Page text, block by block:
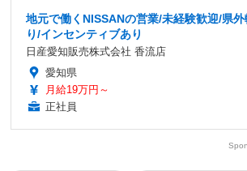
地元で働くNISSANの営業/未経験歓迎/県
り/インセンティブあり
日産愛知販売株式会社 香流店
愛知県
月給19万円～
正社員